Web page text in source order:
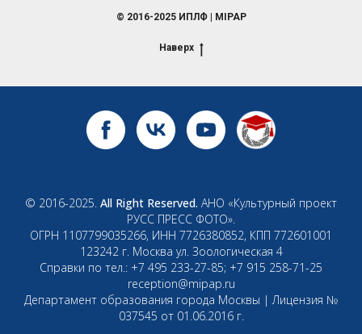
© 2016-2025 ИПЛФ | MIPAP
Наверх
© 2016-2025. All Right Reserved. АНО «Культурный проект
РУСС ПРЕСС ФОТО».
ОГРН 1107799035266, ИНН 7726380852, КПП 772601001
123242 г. Москва ул. Зоологическая 4
Справки по тел.: +7 495 233-27-85; +7 915 258-71-25
reception@mipap.ru
Департамент образования города Москвы | Лицензия №
037545 от 01.06.2016 г.